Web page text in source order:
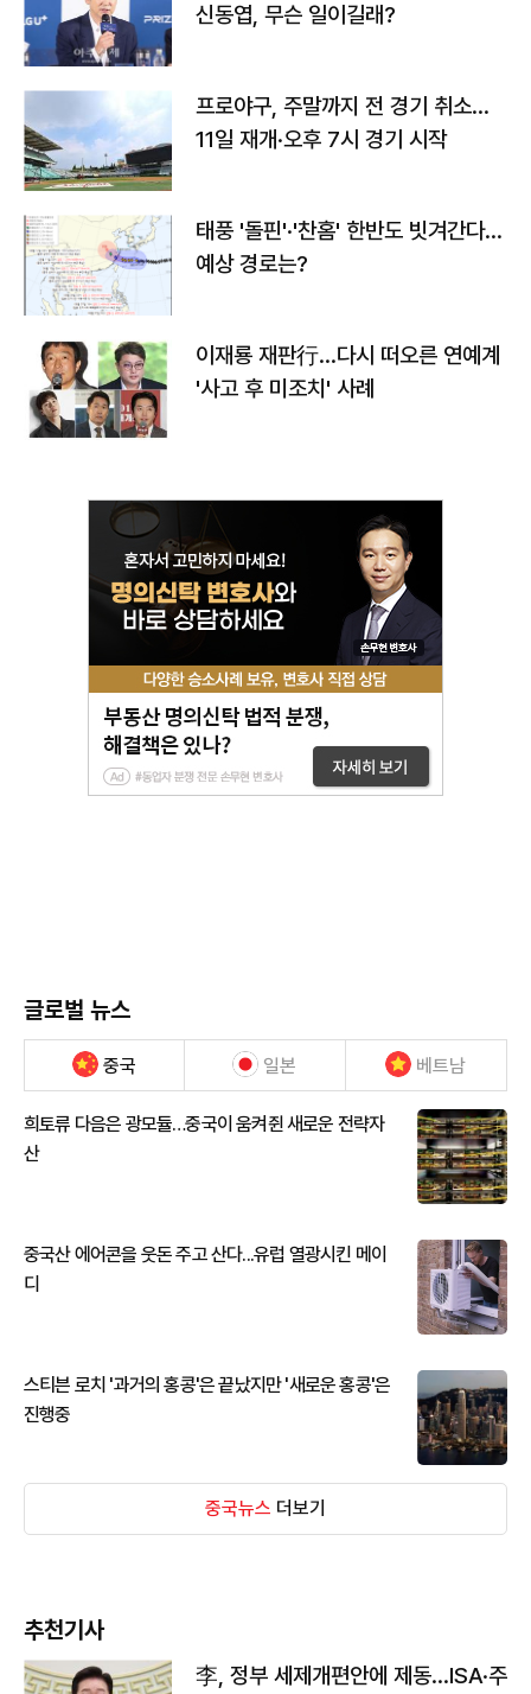
신동엽, 무슨 일이길래?
프로야구, 주말까지 전 경기 취소…
11일 재개·오후 7시 경기 시작
태풍 '돌핀'·'찬홈' 한반도 빗겨간다…
예상 경로는?
이재룡 재판行…다시 떠오른 연예계
'사고 후 미조치' 사례
글로벌 뉴스
중국 일본 베트남
희토류 다음은 광모듈…중국이 움켜쥔 새로운 전략자
산
중국산 에어콘을 웃돈 주고 산다...유럽 열광시킨 메이
디
스티븐 로치 '과거의 홍콩'은 끝났지만 '새로운 홍콩'은
진행중
중국뉴스 더보기
추천기사
李, 정부 세제개편안에 제동…ISA·주